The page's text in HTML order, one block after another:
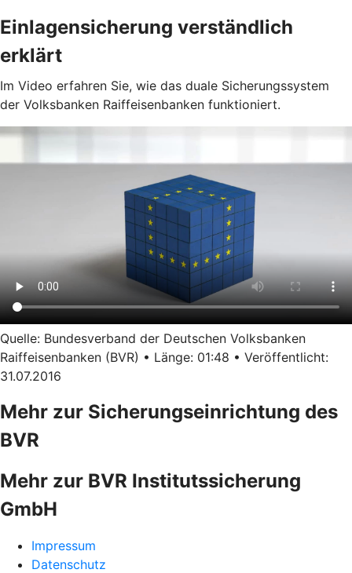
Einlagensicherung verständlich
erklärt
Im Video erfahren Sie, wie das duale Sicherungssystem
der Volksbanken Raiffeisenbanken funktioniert.
Quelle: Bundesverband der Deutschen Volksbanken
Raiffeisenbanken (BVR) • Länge: 01:48 • Veröffentlicht:
31.07.2016
Mehr zur Sicherungseinrichtung des
BVR
Mehr zur BVR Institutssicherung
GmbH
Impressum
Datenschutz